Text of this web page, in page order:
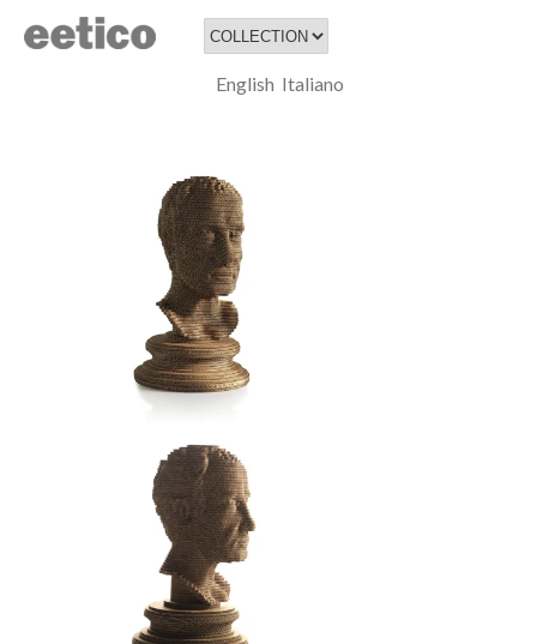
English Italiano